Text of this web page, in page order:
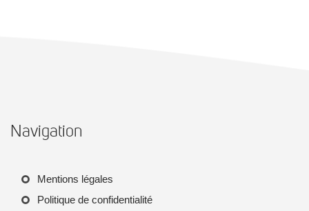
Navigation
Mentions légales
Politique de confidentialité